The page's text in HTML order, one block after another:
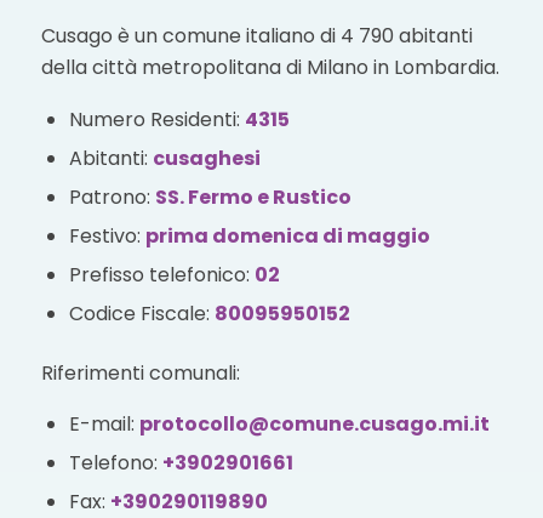
Cusago è un comune italiano di 4 790 abitanti
della città metropolitana di Milano in Lombardia.
Numero Residenti: 4315
Abitanti: cusaghesi
Patrono: SS. Fermo e Rustico
Festivo: prima domenica di maggio
Prefisso telefonico: 02
Codice Fiscale: 80095950152
Riferimenti comunali:
E-mail: protocollo@comune.cusago.mi.it
Telefono: +3902901661
Fax: +390290119890